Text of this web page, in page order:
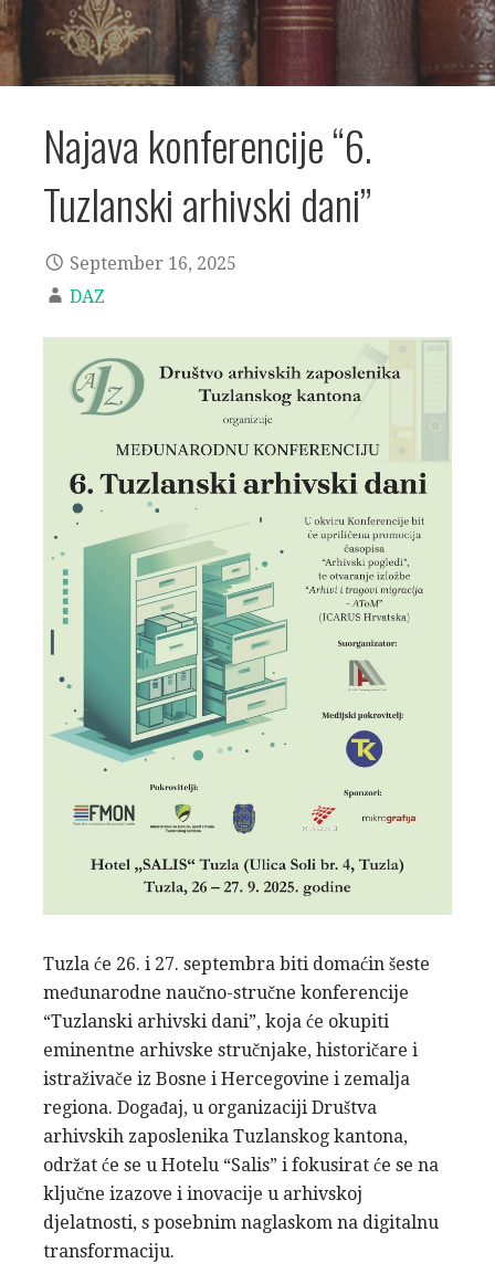
Najava konferencije “6.
Tuzlanski arhivski dani”
September 16, 2025
DAZ
Tuzla će 26. i 27. septembra biti domaćin šeste
međunarodne naučno-stručne konferencije
“Tuzlanski arhivski dani”, koja će okupiti
eminentne arhivske stručnjake, historičare i
istraživače iz Bosne i Hercegovine i zemalja
regiona. Događaj, u organizaciji Društva
arhivskih zaposlenika Tuzlanskog kantona,
održat će se u Hotelu “Salis” i fokusirat će se na
ključne izazove i inovacije u arhivskoj
djelatnosti, s posebnim naglaskom na digitalnu
transformaciju.